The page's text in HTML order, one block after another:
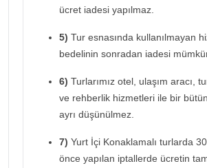
ücret iadesi yapılmaz.
5) Tur esnasında kullanılmayan
bedelinin sonradan iadesi
6) Turlarımız otel, ulaşım aracı,
ve rehberlik hizmetleri ile bir
ayrı düşünülmez.
7) Yurt İçi Konaklamalı turlarda
önce yapılan iptallerde ücretin